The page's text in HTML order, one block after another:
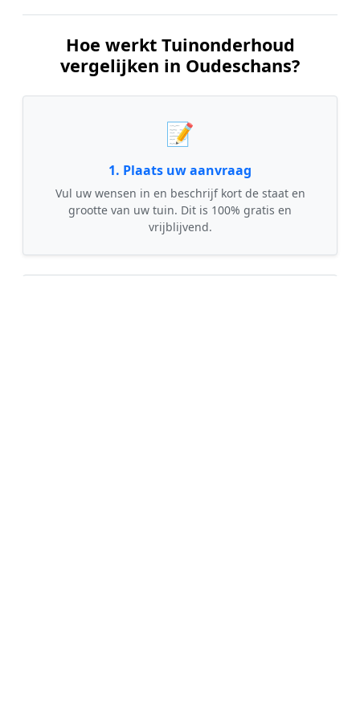
Hoe werkt Tuinonderhoud
vergelijken in Oudeschans?
📝
1. Plaats uw aanvraag
Vul uw wensen in en beschrijf kort de staat en
grootte van uw tuin. Dit is 100% gratis en
vrijblijvend.